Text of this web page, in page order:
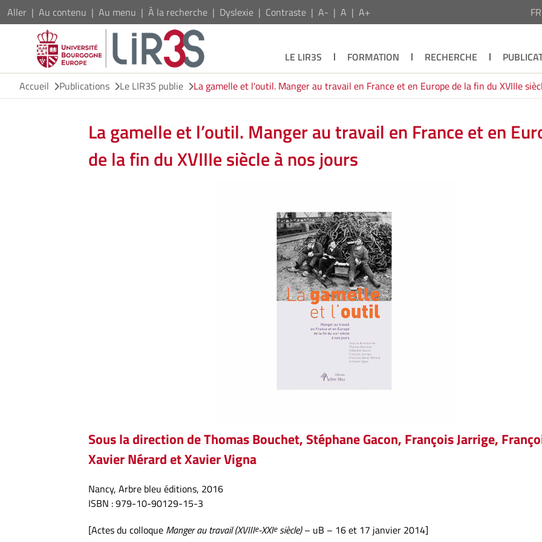
Aller Au contenu Au menu À la recherche Dyslexie Contraste A- A A+
LE LIR3S FORMATION RECHERCHE
Accueil
Publications Le LIR3S publie La gamelle et l'outil. Manger au travail en France et en Europe de la fin du XVIIIe
La gamelle et l’outil. Manger au travail en France et en
de la fin du XVIIIe siècle à nos jours
Sous la direction de Thomas Bouchet, Stéphane Gacon, François Jarrige,
Xavier Nérard et Xavier Vigna
Nancy, Arbre bleu éditions, 2016
ISBN : 979-10-90129-15-3
[Actes du colloque Manger au travail (XVIIIe-XXIesiècle)– uB – 16 et 17 janvier 2014]